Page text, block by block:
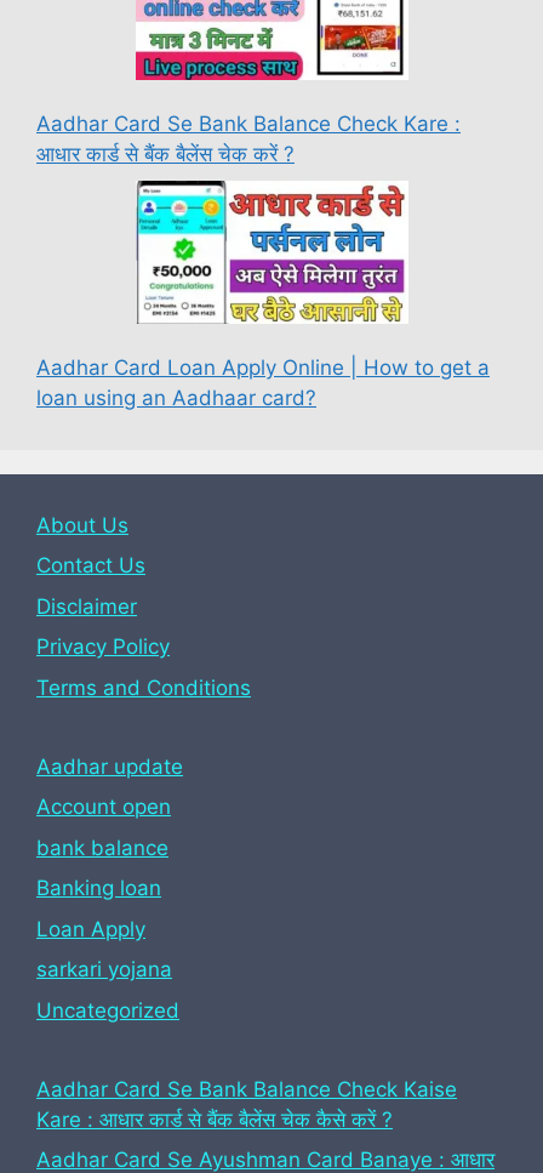
Aadhar Card Se Bank Balance Check Kare :
आधार कार्ड से बैंक बैलेंस चेक करें ?
Aadhar Card Loan Apply Online | How to get a
loan using an Aadhaar card?
About Us
Contact Us
Disclaimer
Privacy Policy
Terms and Conditions
Aadhar update
Account open
bank balance
Banking loan
Loan Apply
sarkari yojana
Uncategorized
Aadhar Card Se Bank Balance Check Kaise
Kare : आधार कार्ड से बैंक बैलेंस चेक कैसे करें ?
Aadhar Card Se Ayushman Card Banaye : आधार